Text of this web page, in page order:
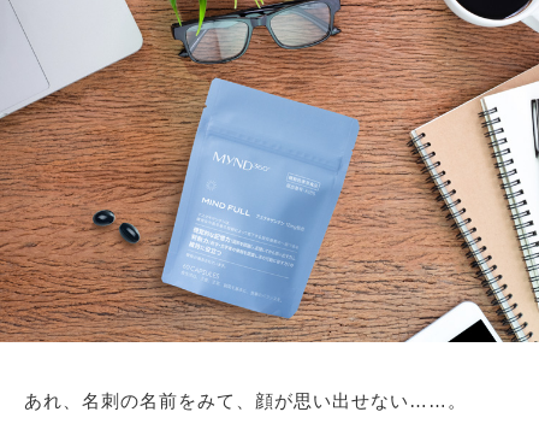
あれ、名刺の名前をみて、顔が思い出せない……。